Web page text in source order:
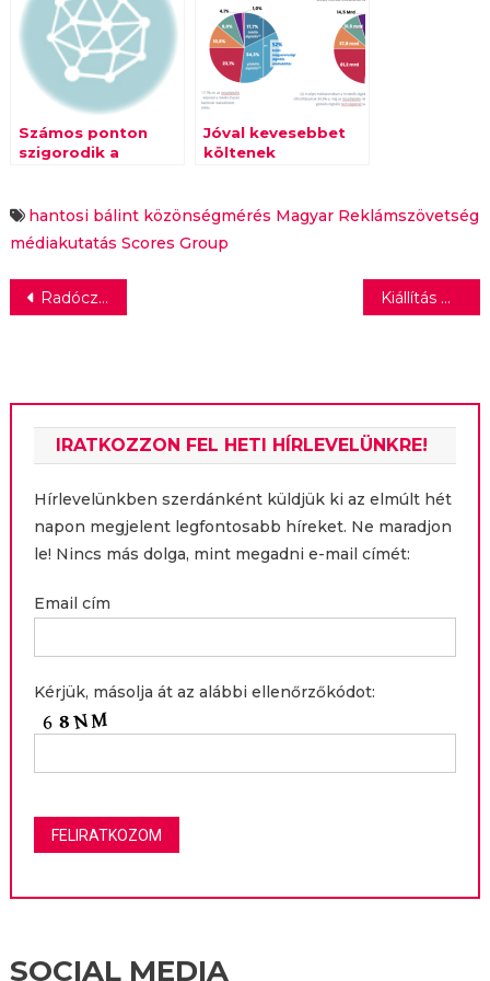
2020-ban
Számos ponton
szigorodik a
Jóval kevesebbet
költenek
arányában a
cégek 2006 óta
hantosi bálint közönségmérés Magyar Reklámszövetség
médiakutatás Scores Group
Bejegyzés
Radóczy Katalin: „Magyarországon és a környező országokban is erősödni tudtak a nonsportcsartonáink” Kiállítás mutatja be Az üvegcipő 100 éves történetét a Vígszínházban
IRATKOZZON FEL HETI HÍRLEVELÜNKRE!
Hírlevelünkben szerdánként küldjük ki az elmúlt hét
napon megjelent legfontosabb híreket. Ne maradjon
le! Nincs más dolga, mint megadni e-mail címét:
Email cím
Kérjük, másolja át az alábbi ellenőrzőkódot:
SOCIAL MEDIA